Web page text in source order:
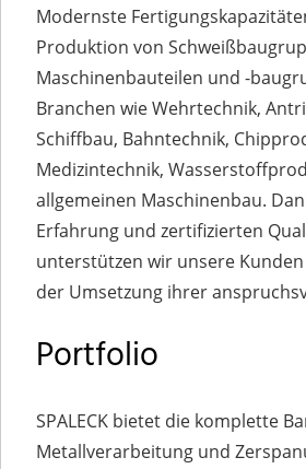
Modernste
Produktion von
Maschinenbauteilen und -
Branchen wie Wehrtechnik,
Schiffbau, Bahntechnik,
Medizintechnik,
allgemeinen Maschinenbau.
Erfahrung und zertifizierten
unterstützen wir unsere
der Umsetzung ihrer
Portfolio
SPALECK bietet die komplette
Metallverarbeitung und